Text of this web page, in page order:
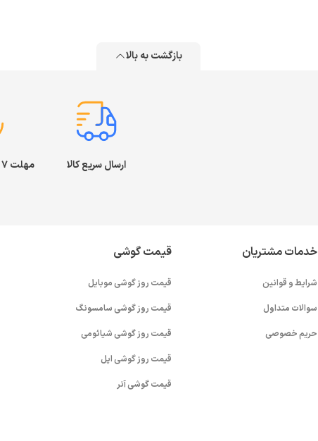
بازگشت به بالا
ارسال سریع کالا مهلت ۷ روز بازگشت کالا
خدمات مشتریان
شرایط و قوانین
سوالات متداول
حریم خصوصی
قیمت گوشی
قیمت روز گوشی موبایل
قیمت روز گوشی سامسونگ
قیمت روز گوشی شیائومی
قیمت روز گوشی اپل
قیمت گوشی آنر